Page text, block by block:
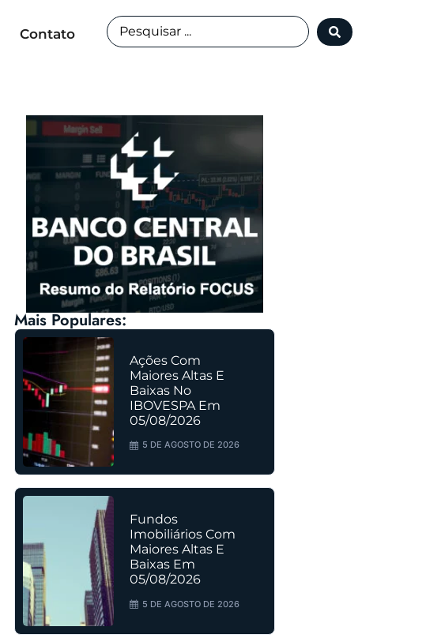
Contato
Mais Populares:
Ações Com
Maiores Altas E
Baixas No
IBOVESPA Em
05/08/2026
5 DE AGOSTO DE 2026
Fundos
Imobiliários Com
Maiores Altas E
Baixas Em
05/08/2026
5 DE AGOSTO DE 2026